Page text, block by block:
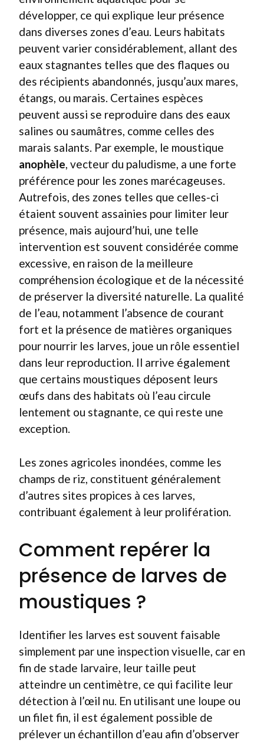
développer, ce qui explique leur présence
dans diverses zones d’eau. Leurs habitats
peuvent varier considérablement, allant des
eaux stagnantes telles que des flaques ou
des récipients abandonnés, jusqu’aux mares,
étangs, ou marais. Certaines espèces
peuvent aussi se reproduire dans des eaux
salines ou saumâtres, comme celles des
marais salants. Par exemple, le moustique
anophèle, vecteur du paludisme, a une forte
préférence pour les zones marécageuses.
Autrefois, des zones telles que celles-ci
étaient souvent assainies pour limiter leur
présence, mais aujourd’hui, une telle
intervention est souvent considérée comme
excessive, en raison de la meilleure
compréhension écologique et de la nécessité
de préserver la diversité naturelle. La qualité
de l’eau, notamment l’absence de courant
fort et la présence de matières organiques
pour nourrir les larves, joue un rôle essentiel
dans leur reproduction. Il arrive également
que certains moustiques déposent leurs
œufs dans des habitats où l’eau circule
lentement ou stagnante, ce qui reste une
exception.
Les zones agricoles inondées, comme les
champs de riz, constituent généralement
d’autres sites propices à ces larves,
contribuant également à leur prolifération.
Comment repérer la
présence de larves de
moustiques ?
Identifier les larves est souvent faisable
simplement par une inspection visuelle, car en
fin de stade larvaire, leur taille peut
atteindre un centimètre, ce qui facilite leur
détection à l’œil nu. En utilisant une loupe ou
un filet fin, il est également possible de
prélever un échantillon d’eau afin d’observer